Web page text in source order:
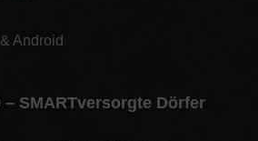
Android
SMARTversorgte Dörfer